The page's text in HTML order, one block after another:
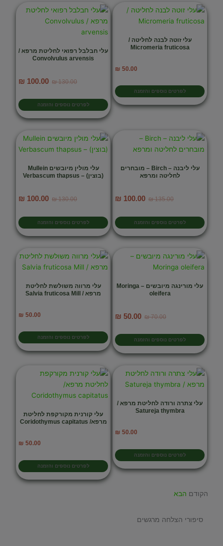
עלי זוטה לבנה לחליטה /
Micromeria fruticosa
₪ 50.00
לפרטים נוספים והזמנה
עלי חבלבל רפואי לחליטת מרפא /
Convolvulus arvensis
₪130.00
המחיר
היה:
₪ 130.00.
₪ 100.00
₪ 100.00.
לפרטים נוספים והזמנה
עלי ליבנה – Birch – מובחרים
לחליטה ומרפא
₪135.00
המחיר
היה:
₪ 135.00.
₪ 100.00
הוא:
₪ 100.00.
לפרטים נוספים והזמנה
עלי מולין מיובשים Mullein
(בוצין) – Verbascum thapsus
₪130.00
המחיר
היה:
₪ 130.00.
₪ 100.00
₪ 100.00.
לפרטים נוספים והזמנה
עלי מורינגה מיובשים – Moringa
oleifera
₪70.00
המחיר
היה:
₪ 70.00.
₪ 50.00
הוא:
₪ 50.00.
לפרטים נוספים והזמנה
עלי מרווה משולשת לחליטת
מרפא / Salvia fruticosa Mill
₪ 50.00
לפרטים נוספים והזמנה
עלי צתרה ורודה לחליטת מרפא /
Satureja thymbra
₪ 50.00
לפרטים נוספים והזמנה
עלי קורנית מקורקפת לחליטת
מרפא/ Coridothymus capitatus
₪ 50.00
לפרטים נוספים והזמנה
הקודם הבא
סיפורי הצלחה מרגשים